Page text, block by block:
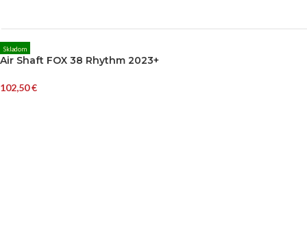
Skladom
Air Shaft FOX 38 Rhythm 2023+
102,50€